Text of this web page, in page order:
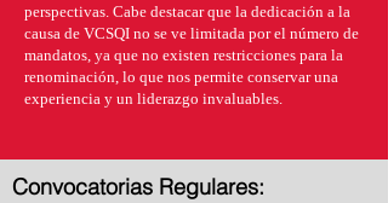
perspectivas. Cabe destacar que la dedicación a la
causa de VCSQI no se ve limitada por el número de
mandatos, ya que no existen restricciones para la
renominación, lo que nos permite conservar una
experiencia y un liderazgo invaluables.
Convocatorias Regulares: